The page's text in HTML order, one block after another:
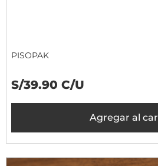
PISOPAK
S/39.90 C/U
Agregar al